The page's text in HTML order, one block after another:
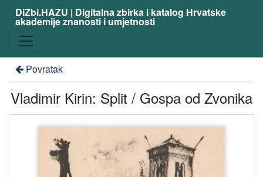
DiZbi.HAZU | Digitalna zbirka i katalog Hrvatske
akademije znanosti i umjetnosti
Povratak
Vladimir Kirin: Split / Gospa od Zvonika